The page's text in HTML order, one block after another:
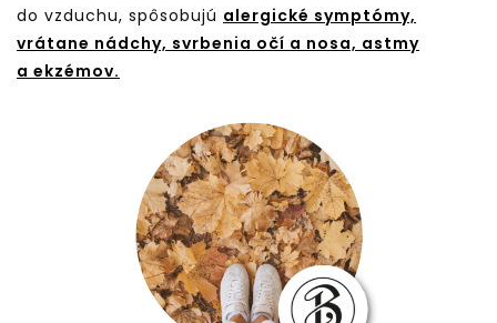
do vzduchu, spôsobujú alergické symptómy,
vrátane nádchy, svrbenia očí a nosa, astmy
a ekzémov.